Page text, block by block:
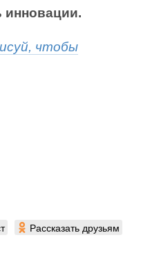
инновации.
чтобы
Рассказать друзьям